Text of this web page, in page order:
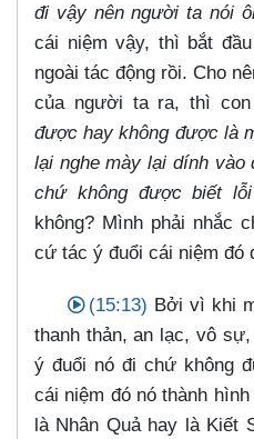
đi vậy nên người ta nói
cái niệm vậy, thì bắt
ngoài tác động rồi. Cho
của người ta ra, thì con
được hay không được là
lại nghe mày lại dính vào
chứ không được biết
không? Mình phải nhắc
cứ tác ý đuổi cái niệm đó
(15:13) Bởi vì khi
thanh thản, an lạc, vô
ý đuổi nó đi chứ không
cái niệm đó nó thành
là Nhân Quả hay là Kiết